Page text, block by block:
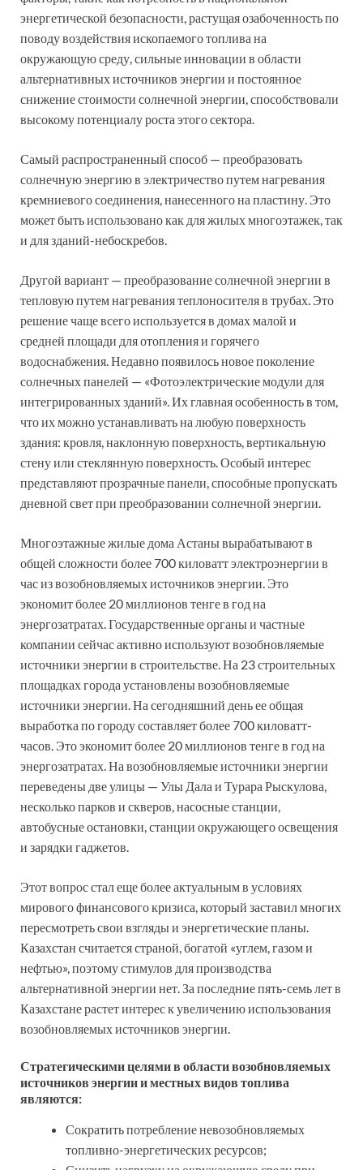
энергетической безопасности, растущая озабоченность по
поводу воздействия ископаемого топлива на
окружающую среду, сильные инновации в области
альтернативных источников энергии и постоянное
снижение стоимости солнечной энергии, способствовали
высокому потенциалу роста этого сектора.
Самый распространенный способ — преобразовать
солнечную энергию в электричество путем нагревания
кремниевого соединения, нанесенного на пластину. Это
может быть использовано как для жилых многоэтажек, так
и для зданий-небоскребов.
Другой вариант — преобразование солнечной энергии в
тепловую путем нагревания теплоносителя в трубах. Это
решение чаще всего используется в домах малой и
средней площади для отопления и горячего
водоснабжения. Недавно появилось новое поколение
солнечных панелей — «Фотоэлектрические модули для
интегрированных зданий». Их главная особенность в том,
что их можно устанавливать на любую поверхность
здания: кровля, наклонную поверхность, вертикальную
стену или стеклянную поверхность. Особый интерес
представляют прозрачные панели, способные пропускать
дневной свет при преобразовании солнечной энергии.
Многоэтажные жилые дома Астаны вырабатывают в
общей сложности более 700 киловатт электроэнергии в
час из возобновляемых источников энергии. Это
экономит более 20 миллионов тенге в год на
энергозатратах. Государственные органы и частные
компании сейчас активно используют возобновляемые
источники энергии в строительстве. На 23 строительных
площадках города установлены возобновляемые
источники энергии. На сегодняшний день ее общая
выработка по городу составляет более 700 киловатт-
часов. Это экономит более 20 миллионов тенге в год на
энергозатратах. На возобновляемые источники энергии
переведены две улицы — Улы Дала и Турара Рыскулова,
несколько парков и скверов, насосные станции,
автобусные остановки, станции окружающего освещения
и зарядки гаджетов.
Этот вопрос стал еще более актуальным в условиях
мирового финансового кризиса, который заставил многих
пересмотреть свои взгляды и энергетические планы.
Казахстан считается страной, богатой «углем, газом и
нефтью», поэтому стимулов для производства
альтернативной энергии нет. За последние пять-семь лет в
Казахстане растет интерес к увеличению использования
возобновляемых источников энергии.
Стратегическими целями в области возобновляемых
источников энергии и местных видов топлива
являются:
Сократить потребление невозобновляемых
топливно-энергетических ресурсов;